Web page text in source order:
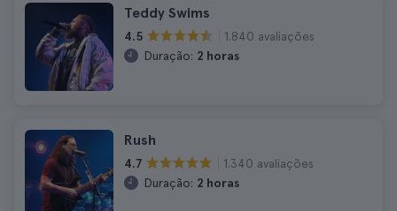
Teddy Swims
4.5
1.840 avaliações
Duração: 2 horas
Rush
4.7
1.340 avaliações
Duração: 2 horas